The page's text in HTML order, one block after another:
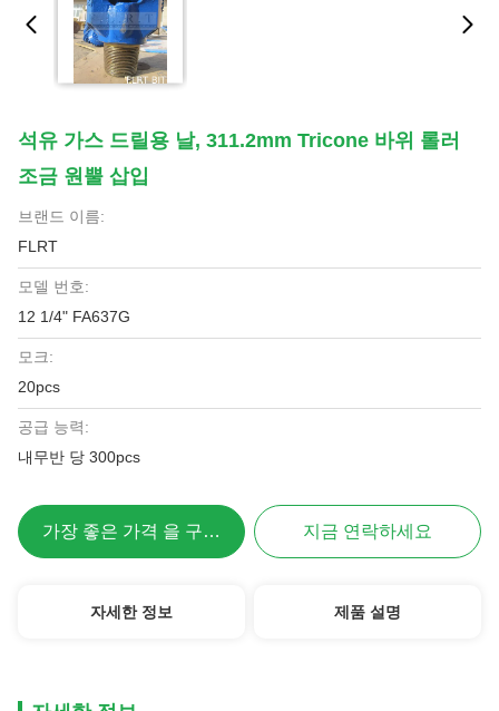
석유 가스 드릴용 날, 311.2mm Tricone 바위 롤러
조금 원뿔 삽입
브랜드 이름:
FLRT
모델 번호:
12 1/4" FA637G
모크:
20pcs
공급 능력:
내무반 당 300pcs
가장 좋은 가격 을 구하라 지금 연락하세요
자세한 정보 제품 설명